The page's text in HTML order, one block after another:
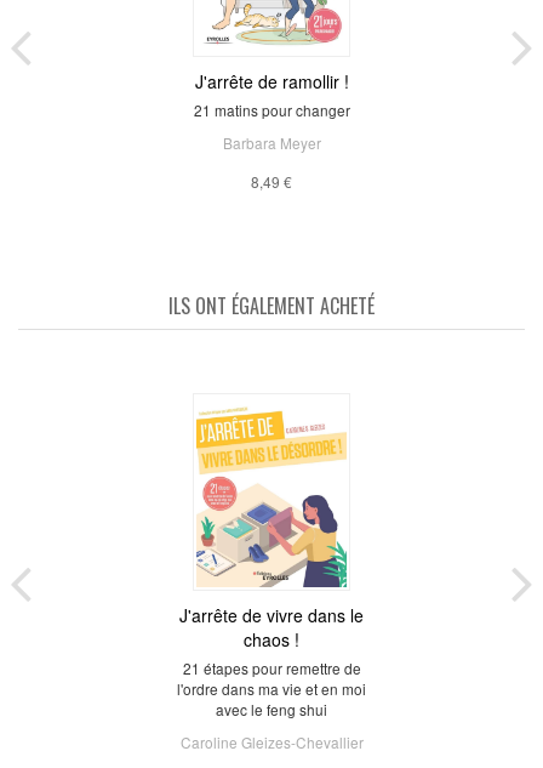
J'arrête de ramollir !
21 matins pour changer
Barbara Meyer
8,49 €
ILS ONT ÉGALEMENT ACHETÉ
J'arrête de vivre dans le
chaos !
21 étapes pour remettre de
l'ordre dans ma vie et en moi
avec le feng shui
Caroline Gleizes-Chevallier